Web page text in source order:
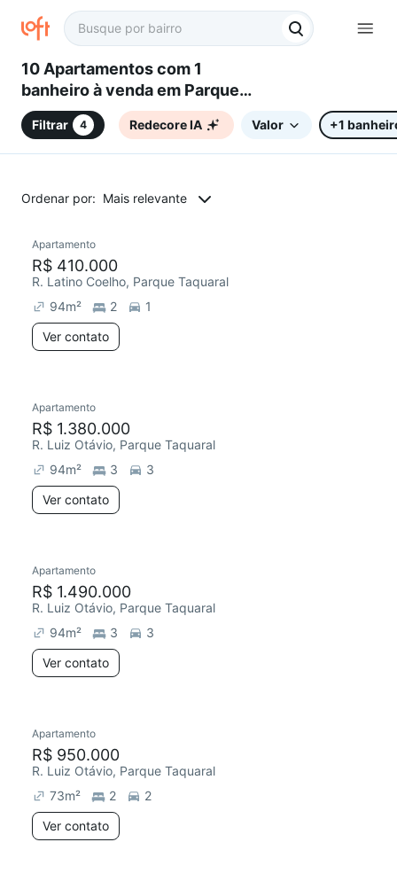
10 Apartamentos com 1
banheiro à venda em Parque
Taquaral, Campinas, SP
Filtrar 4 Redecore IA Valor +1
Ordenar por: Mais relevante
Apartamento
R$ 410.000
R. Latino Coelho, Parque Taquaral
94m² 2
1
Ver contato
Redecorar
Apartamento
R$ 1.380.000
R. Luiz Otávio, Parque Taquaral
94m² 3
3
Ver contato
Redecorar
Apartamento
R$ 1.490.000
R. Luiz Otávio, Parque Taquaral
94m² 3
3
Ver contato
Redecorar
Apartamento
R$ 950.000
R. Luiz Otávio, Parque Taquaral
73m² 2
2
Ver contato